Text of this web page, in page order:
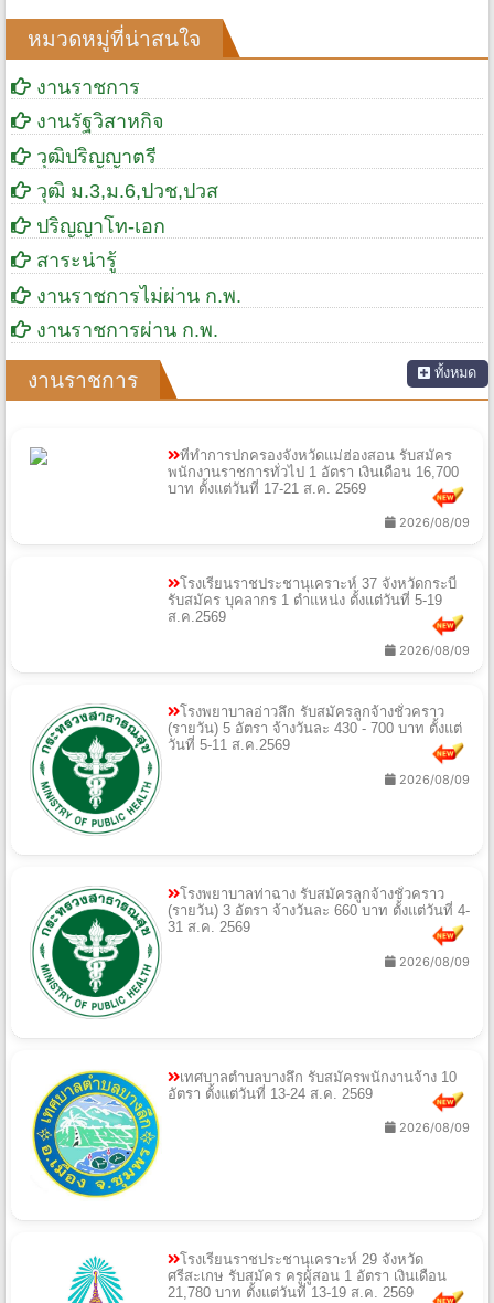
หมวดหมู่ที่น่าสนใจ
งานราชการ
งานรัฐวิสาหกิจ
วุฒิปริญญาตรี
วุฒิ ม.3,ม.6,ปวช,ปวส
ปริญญาโท-เอก
สาระน่ารู้
งานราชการไม่ผ่าน ก.พ.
งานราชการผ่าน ก.พ.
งานราชการ ทั้งหมด
ที่ทำการปกครองจังหวัดแม่ฮ่องสอน รับสมัคร
พนักงานราชการทั่วไป 1 อัตรา เงินเดือน 16,700
บาท ตั้งแต่วันที่ 17-21 ส.ค. 2569
2026/08/09
โรงเรียนราชประชานุเคราะห์ 37 จังหวัดกระบี่
รับสมัคร บุคลากร 1 ตำแหน่ง ตั้งแต่วันที่ 5-19
ส.ค.2569
2026/08/09
โรงพยาบาลอ่าวลึก รับสมัครลูกจ้างชั่วคราว
(รายวัน) 5 อัตรา จ้างวันละ 430 - 700 บาท ตั้งแต่
วันที่ 5-11 ส.ค.2569
2026/08/09
โรงพยาบาลท่าฉาง รับสมัครลูกจ้างชั่วคราว
(รายวัน) 3 อัตรา จ้างวันละ 660 บาท ตั้งแต่วันที่ 4-
31 ส.ค. 2569
2026/08/09
เทศบาลตำบลบางลึก รับสมัครพนักงานจ้าง 10
อัตรา ตั้งแต่วันที่ 13-24 ส.ค. 2569
2026/08/09
โรงเรียนราชประชานุเคราะห์ 29 จังหวัด
ศรีสะเกษ รับสมัคร ครูผู้สอน 1 อัตรา เงินเดือน
21,780 บาท ตั้งแต่วันที่ 13-19 ส.ค. 2569